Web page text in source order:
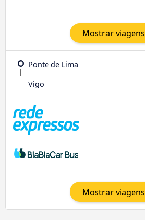
Mostrar viagens
Ponte de Lima
Vigo
Mostrar viagens